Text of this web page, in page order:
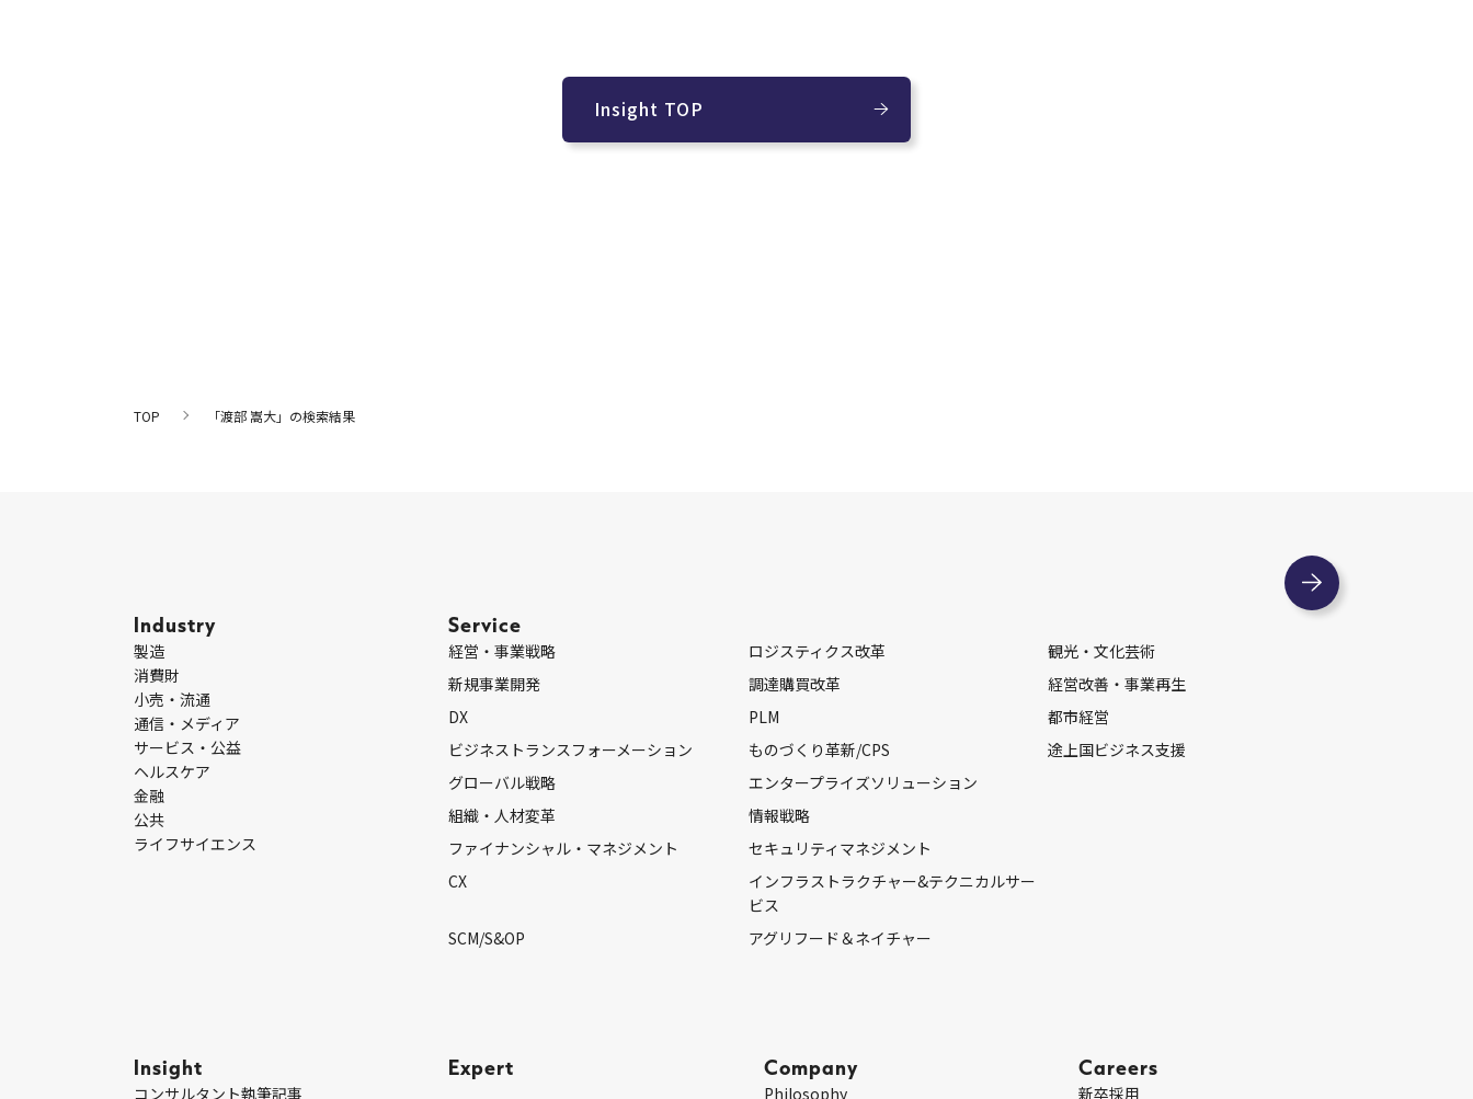
Insight TOP
TOP 「渡部 嵩大」の検索結果
Industry
製造
消費財
小売・流通
通信・メディア
サービス・公益
ヘルスケア
金融
公共
ライフサイエンス
Service
経営・事業戦略
新規事業開発
DX
ビジネストランスフォーメーション
グローバル戦略
組織・人材変革
ファイナンシャル・マネジメント
CX
SCM/S&OP
ロジスティクス改革
調達購買改革
PLM
ものづくり革新/CPS
エンタープライズソリューション
情報戦略
セキュリティマネジメント
インフラストラクチャー&テクニカルサー
ビス
アグリフード＆ネイチャー
観光・文化芸術
経営改善・事業再生
都市経営
途上国ビジネス支援
Insight
コンサルタント執筆記事
Expert Company
Philosophy
Careers
新卒採用